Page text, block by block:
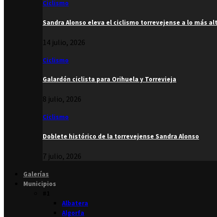
Ciclismo
Sandra Alonso eleva el ciclismo torrevejense a lo más
14 julio, 2026
Ciclismo
Galardón ciclista para Orihuela y Torrevieja
8 julio, 2026
Ciclismo
Doblete histórico de la torrevejense Sandra Alonso
7 julio, 2026
Galerías
Municipios
Albatera
Algorfa